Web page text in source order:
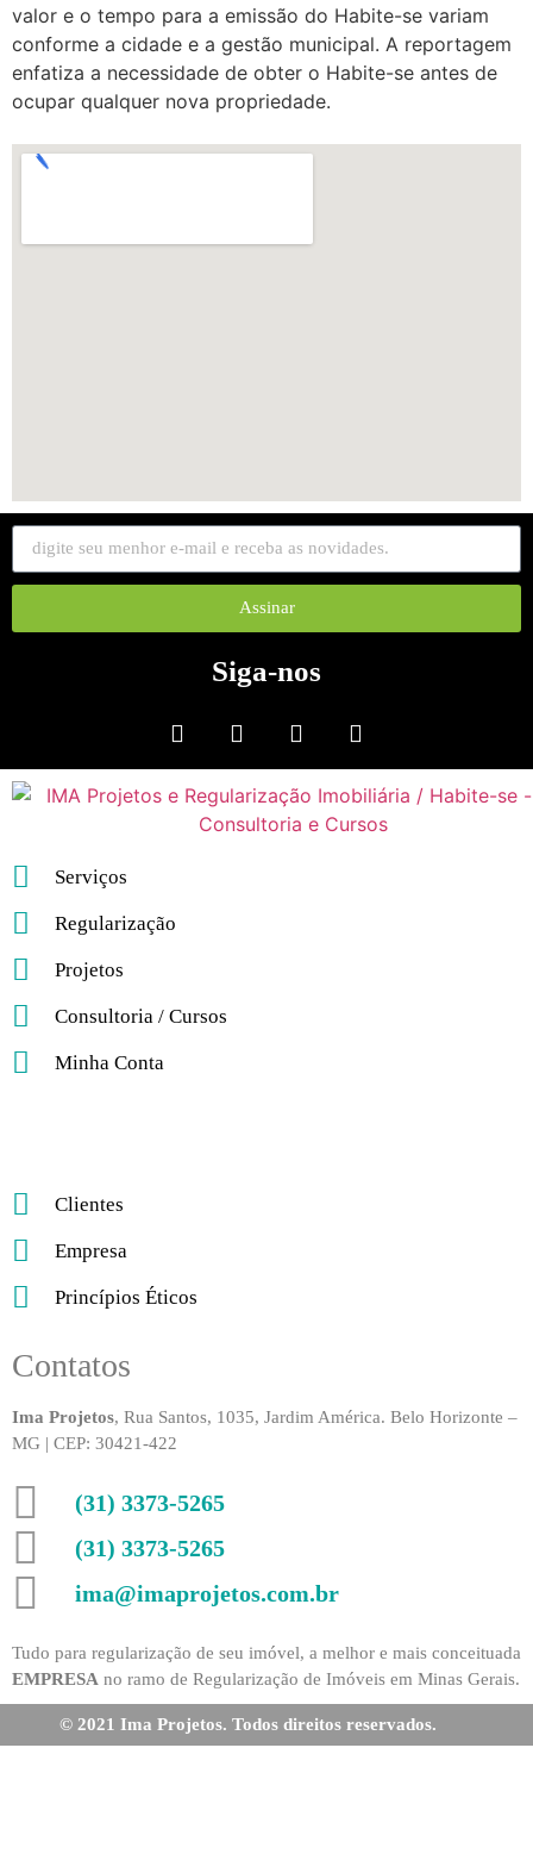
valor e o tempo para a emissão do Habite-se variam
conforme a cidade e a gestão municipal. A reportagem
enfatiza a necessidade de obter o Habite-se antes de
ocupar qualquer nova propriedade.
Assinar
Siga-nos
Serviços
Regularização
Projetos
Consultoria / Cursos
Minha Conta
Clientes
Empresa
Princípios Éticos
Contatos
Ima Projetos, Rua Santos, 1035, Jardim América. Belo Horizonte –
MG | CEP: 30421-422
(31) 3373-5265
(31) 3373-5265
ima@imaprojetos.com.br
Tudo para regularização de seu imóvel, a melhor e mais conceituada
EMPRESA no ramo de Regularização de Imóveis em Minas Gerais.
© 2021 Ima Projetos. Todos direitos reservados.